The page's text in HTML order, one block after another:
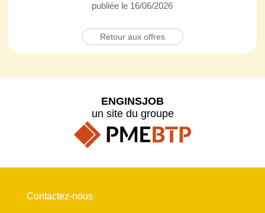
publiée le 16/06/2026
Retour aux offres
ENGINSJOB
un site du groupe
Contactez-nous